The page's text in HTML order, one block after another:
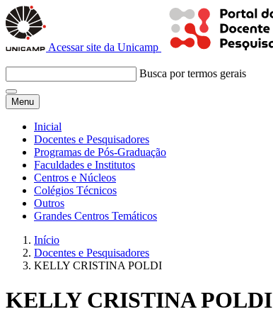
Acessar site da Unicamp
Busca por termos gerais
Menu
Inicial
Docentes e Pesquisadores
Programas de Pós-Graduação
Faculdades e Institutos
Centros e Núcleos
Colégios Técnicos
Outros
Grandes Centros Temáticos
Início
Docentes e Pesquisadores
KELLY CRISTINA POLDI
KELLY CRISTINA POLDI